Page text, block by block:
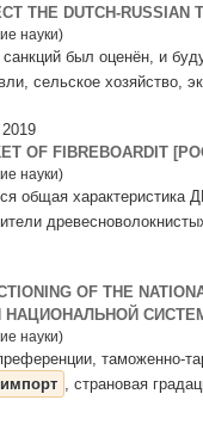
THE DUTCH-RUSSIAN
науки)
был оценён, и
сельское хозяйство,
OF
науки)
общая
OF THE
НАЦИОНАЛЬНОЙ
науки)
таможенно-
импорт , страновая